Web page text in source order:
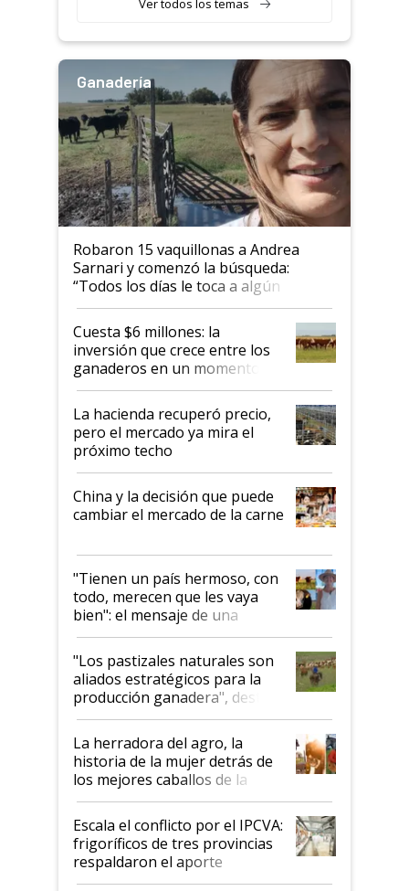
Ver todos los temas
Ganadería
Robaron 15 vaquillonas a Andrea
Sarnari y comenzó la búsqueda:
“Todos los días le toca a algún
productor”
Cuesta $6 millones: la
inversión que crece entre los
ganaderos en un momento
histórico para la actividad
La hacienda recuperó precio,
pero el mercado ya mira el
próximo techo
China y la decisión que puede
cambiar el mercado de la carne
"Tienen un país hermoso, con
todo, merecen que les vaya
bien": el mensaje de una
ganadera uruguaya sobre las
oportunidades que se abren
para el agro en Argentina, con
foco en la carne
"Los pastizales naturales son
aliados estratégicos para la
producción ganadera", destaca
la iniciativa que ya reúne a 46
establecimientos en Argentina
La herradora del agro, la
historia de la mujer detrás de
los mejores caballos de la
Argentina y los mitos que
todavía hacen sufrir a estos
animales: "Mientras me
descalificaban, yo seguí
haciendo currículum"
Escala el conflicto por el IPCVA:
frigoríficos de tres provincias
respaldaron el aporte
obligatorio